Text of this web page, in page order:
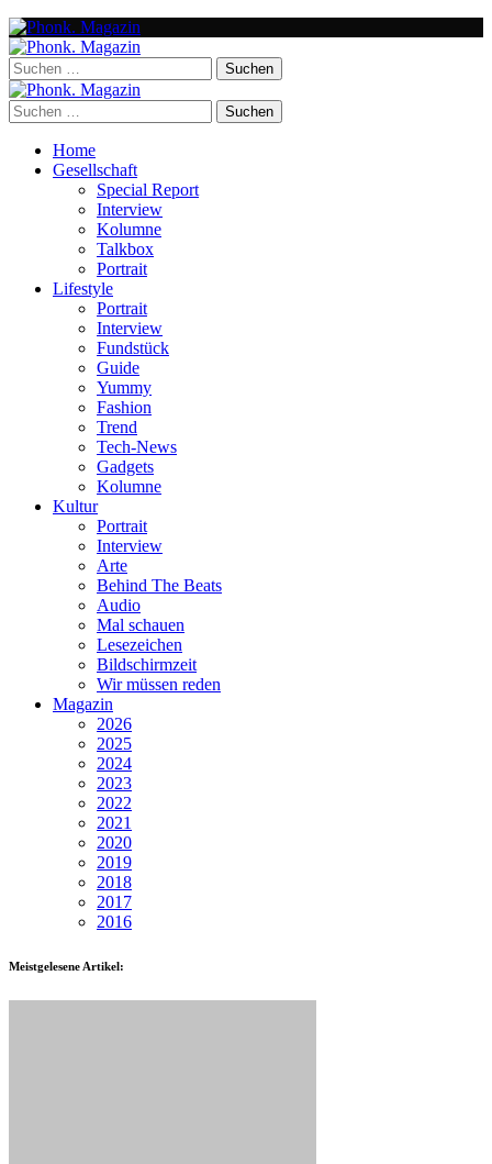
Suchen
nach:
Suchen
nach:
Home
Gesellschaft
Special Report
Interview
Kolumne
Talkbox
Portrait
Lifestyle
Portrait
Interview
Fundstück
Guide
Yummy
Fashion
Trend
Tech-News
Gadgets
Kolumne
Kultur
Portrait
Interview
Arte
Behind The Beats
Audio
Mal schauen
Lesezeichen
Bildschirmzeit
Wir müssen reden
Magazin
2026
2025
2024
2023
2022
2021
2020
2019
2018
2017
2016
Meistgelesene Artikel: